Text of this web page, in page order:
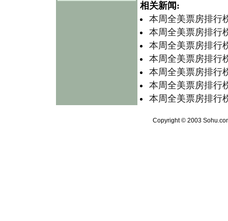
相关新闻:
本周全美票房排
本周全美票房排
本周全美票房排
本周全美票房排
本周全美票房排
本周全美票房排
本周全美票房排
Copyright © 2003